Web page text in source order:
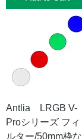
Antlia LRGB V-
Proシリーズ フィ
ルター/50mm枠な